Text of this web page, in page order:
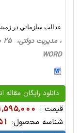
عدالت سازماني در
WORD
دانلود رایگان مقاله
قیمت : 1,595,000
شناسه محصول: